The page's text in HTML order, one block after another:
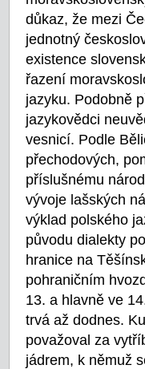
důkaz, že mezi
jednotný
existence
řazení
jazyku. Podobně
jazykovědci
vesnicí. Podle
přechodových,
příslušnému
vývoje lašských
výklad polského
původu dialekty
hranice na
pohraničním
13. a hlavně ve
trvá až dodnes.
považoval za
jádrem, k němuž